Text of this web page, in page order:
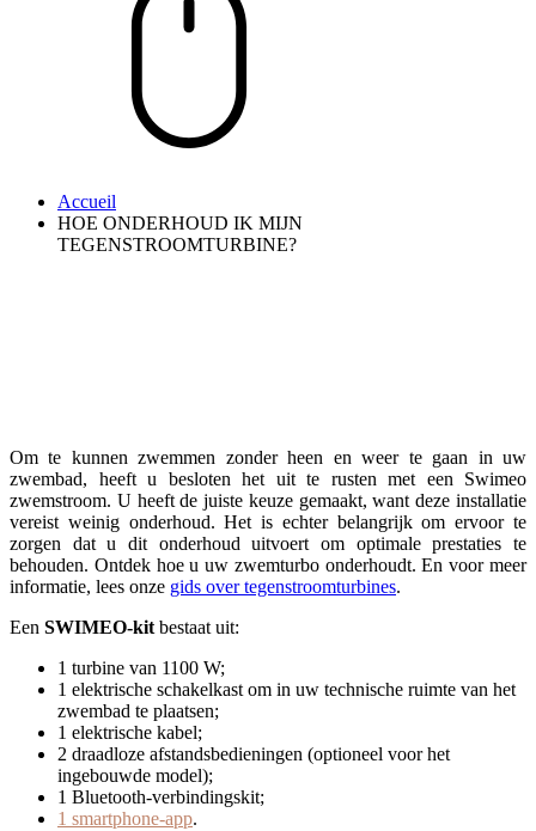
Accueil
HOE ONDERHOUD IK MIJN
TEGENSTROOMTURBINE?
Om te kunnen zwemmen zonder heen en weer te gaan in uw
zwembad, heeft u besloten het uit te rusten met een Swimeo
zwemstroom. U heeft de juiste keuze gemaakt, want deze installatie
vereist weinig onderhoud. Het is echter belangrijk om ervoor te
zorgen dat u dit onderhoud uitvoert om optimale prestaties te
behouden. Ontdek hoe u uw zwemturbo onderhoudt. En voor meer
informatie, lees onze gids over tegenstroomturbines.
Een SWIMEO-kitbestaat uit:
1 turbine van 1100 W;
1 elektrische schakelkast om in uw technische ruimte van het
zwembad te plaatsen;
1 elektrische kabel;
2 draadloze afstandsbedieningen (optioneel voor het
ingebouwde model);
1 Bluetooth-verbindingskit;
1 smartphone-app.